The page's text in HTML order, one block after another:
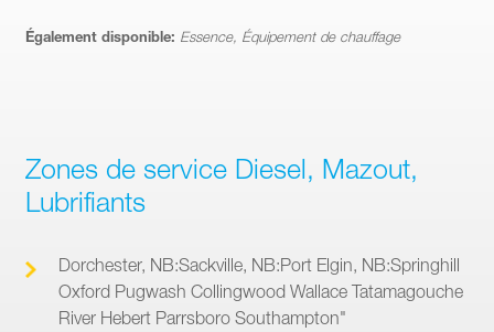
Également disponible: Essence, Équipement de chauffage
Zones de service Diesel, Mazout,
Lubrifiants
Dorchester, NB:Sackville, NB:Port Elgin, NB:Springhill
Oxford Pugwash Collingwood Wallace Tatamagouche
River Hebert Parrsboro Southampton"